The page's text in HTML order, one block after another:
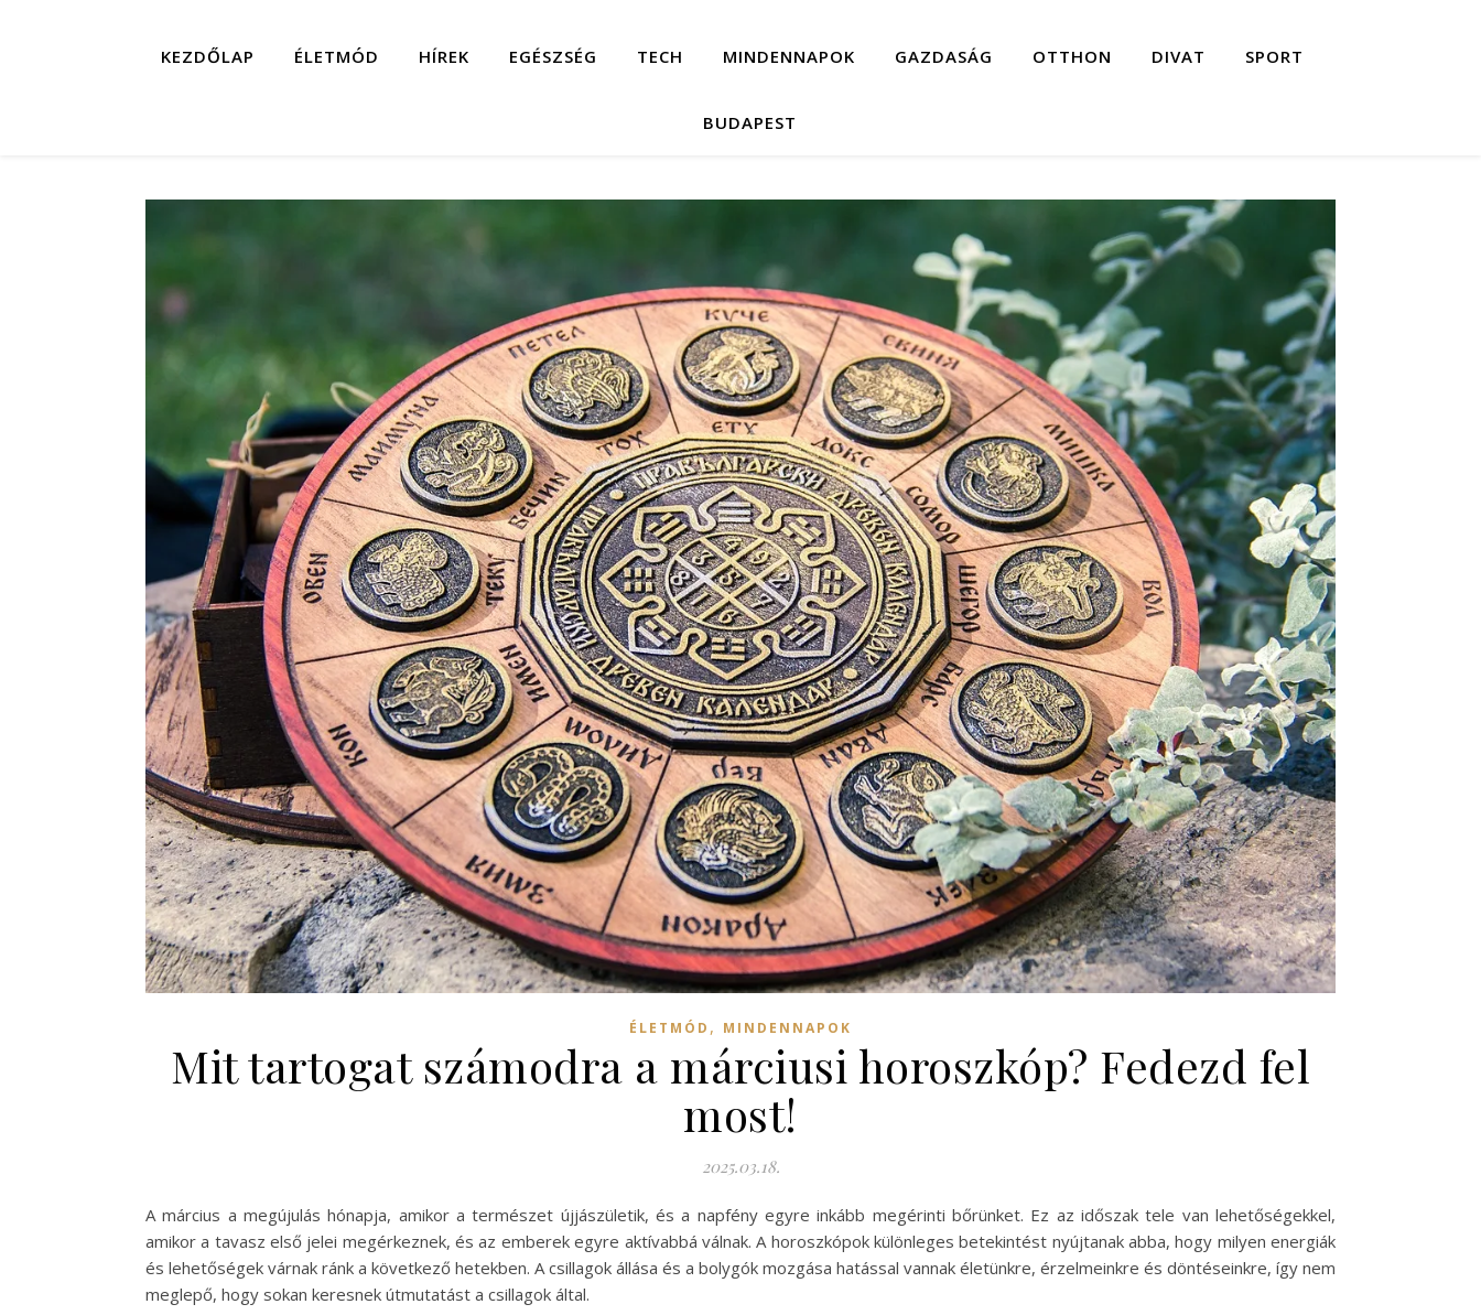
KEZDŐLAP ÉLETMÓD HÍREK EGÉSZSÉG TECH MINDENNAPOK GAZDASÁG OTTHON DIVAT SPORT
BUDAPEST
ÉLETMÓD , MINDENNAPOK
Mit tartogat számodra a márciusi horoszkóp? Fedezd fel
most!
2025.03.18.
A március a megújulás hónapja, amikor a természet újjászületik, és a napfény egyre inkább megérinti bőrünket. Ez az időszak tele van lehetőségekkel,
amikor a tavasz első jelei megérkeznek, és az emberek egyre aktívabbá válnak. A horoszkópok különleges betekintést nyújtanak abba, hogy milyen energiák
és lehetőségek várnak ránk a következő hetekben. A csillagok állása és a bolygók mozgása hatással vannak életünkre, érzelmeinkre és döntéseinkre, így nem
meglepő, hogy sokan keresnek útmutatást a csillagok által.